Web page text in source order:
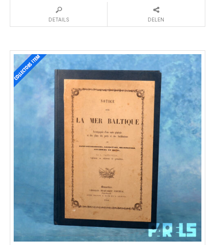
DETAILS DELEN